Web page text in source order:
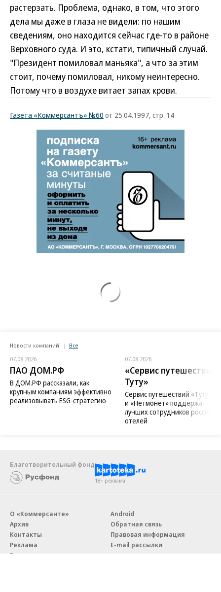
растерзать. Проблема, однако, в том, что этого
дела мы даже в глаза не видели: по нашим
сведениям, оно находится сейчас где-то в районе
Верховного суда. И это, кстати, типичный случай.
"Президент помиловал маньяка", а что за этим
стоит, почему помиловал, никому неинтересно.
Потому что в воздухе витает запах крови.
Газета «Коммерсантъ» №60 от 25.04.1997, стр. 14
Новости компаний Все
07.08.2026
ПАО ДОМ.РФ
В ДОМ.РФ рассказали, как
крупным компаниям эффективно
реализовывать ESG-стратегию
07.08.2026
«Сервис путешествий
Туту»
Сервис путешествий «Туту»
и «Нетмонет» поддержат
лучших сотрудников
отелей
Благотворительный фонд
18+ реклама
О «Коммерсанте»
Архив
Контакты
Реклама
Вакансии
Android
Обратная связь
Правовая информация
E-mail рассылки